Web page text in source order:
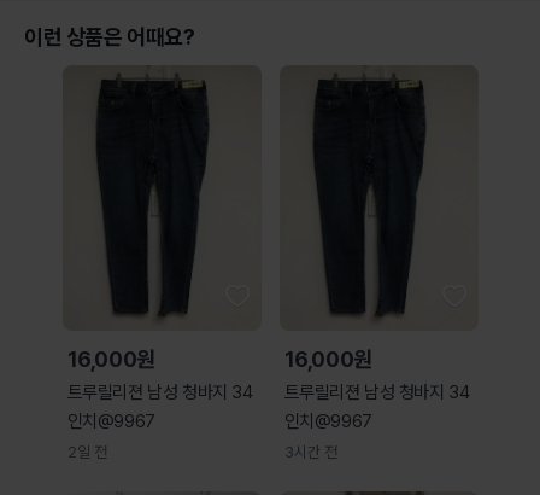
이런 상품은 어때요?
16,000원
트루릴리젼 남성 청바지 34
인치@9967
2일 전
16,000원
트루릴리젼 남성 청바지 34
인치@9967
3시간 전